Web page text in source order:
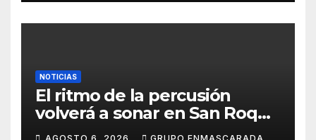
NOTICIAS
El ritmo de la percusión
volverá a sonar en San Roque
con un taller abierto a todos